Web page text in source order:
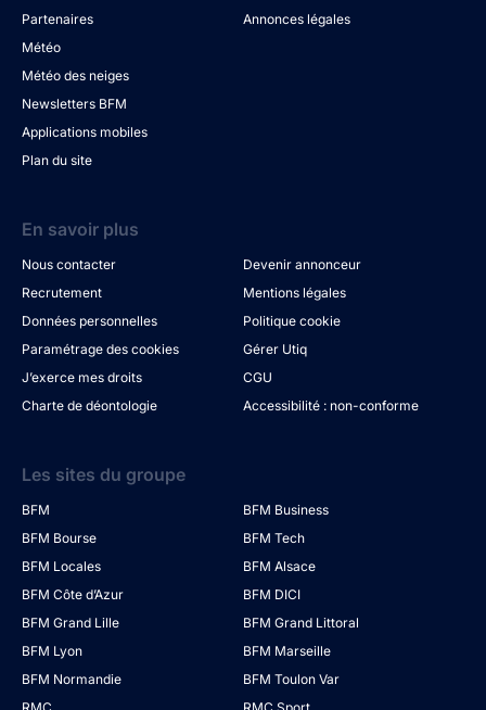
Partenaires
Météo
Météo des neiges
Newsletters BFM
Applications mobiles
Plan du site
Annonces légales
En savoir plus
Nous contacter
Devenir annonceur
Recrutement
Mentions légales
Données personnelles
Politique cookie
Paramétrage des cookies
Gérer Utiq
J’exerce mes droits
CGU
Charte de déontologie
Accessibilité : non-conforme
Les sites du groupe
BFM
BFM Business
BFM Bourse
BFM Tech
BFM Locales
BFM Alsace
BFM Côte d’Azur
BFM DICI
BFM Grand Lille
BFM Grand Littoral
BFM Lyon
BFM Marseille
BFM Normandie
BFM Toulon Var